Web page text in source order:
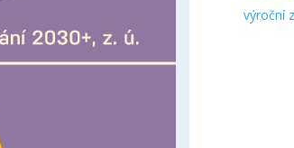
výroční